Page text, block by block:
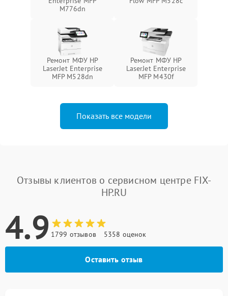
M776dn
Ремонт МФУ HP
LaserJet Enterprise
MFP M528dn
Ремонт МФУ HP
LaserJet Enterprise
MFP M430f
Показать все модели
Отзывы клиентов о сервисном центре FIX-
HP.RU
4.9 1799 отзывов 5358 оценок
Оставить отзыв